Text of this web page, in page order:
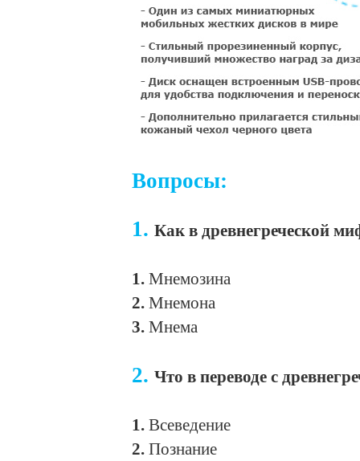
Вопросы:
1. Как в древнегреческой
1. Мнемозина
2. Мнемона
3. Мнема
2. Что в переводе с
1. Всеведение
2. Познание